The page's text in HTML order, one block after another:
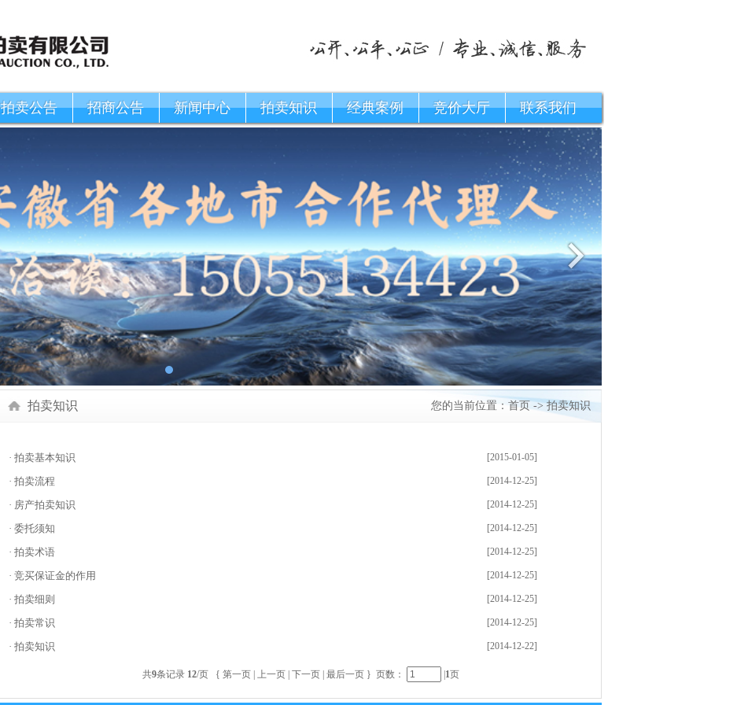
拍卖公告 招商公告 新闻中心 拍卖知识 经典案例 竞价大厅 联系我们
拍卖知识 您的当前位置： 首页 ->拍卖知识
· 拍卖基本知识 [2015-01-05]
· 拍卖流程 [2014-12-25]
· 房产拍卖知识 [2014-12-25]
· 委托须知 [2014-12-25]
· 拍卖术语 [2014-12-25]
· 竞买保证金的作用 [2014-12-25]
· 拍卖细则 [2014-12-25]
· 拍卖常识 [2014-12-25]
· 拍卖知识 [2014-12-22]
共9条记录 12/页 { 第一页 | 上一页 | 下一页 | 最后一页 } 页数： 1页